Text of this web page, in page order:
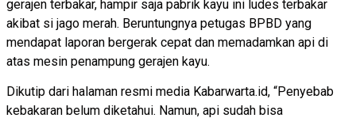
gerajen terbakar, hampir saja pabrik kayu ini ludes terbakar
akibat si jago merah. Beruntungnya petugas BPBD yang
mendapat laporan bergerak cepat dan memadamkan api di
atas mesin penampung gerajen kayu.
Dikutip dari halaman resmi media Kabarwarta.id, “Penyebab
kebakaran belum diketahui. Namun, api sudah bisa